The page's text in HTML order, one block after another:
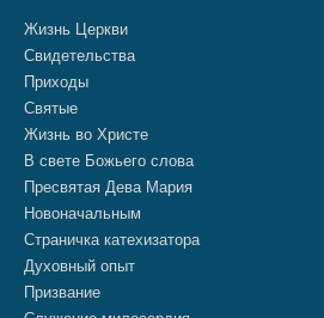
Жизнь Церкви
Свидетельства
Приходы
Святые
Жизнь во Христе
В свете Божьего слова
Пресвятая Дева Мария
Новоначальным
Страничка катехизатора
Духовный опыт
Призвание